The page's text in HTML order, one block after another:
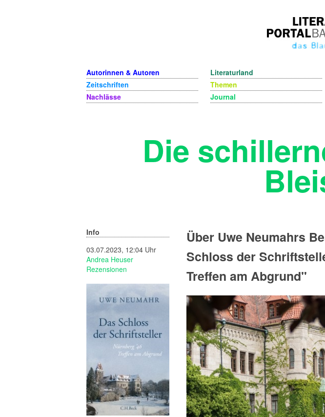
Autorinnen & Autoren
Zeitschriften
Nachlässe
Literaturland
Themen
Journal
Die
Info
03.07.2023, 12:04 Uhr
Andrea Heuser
Rezensionen
Über Uwe Neumahrs
Schloss der
Treffen am Abgrund"